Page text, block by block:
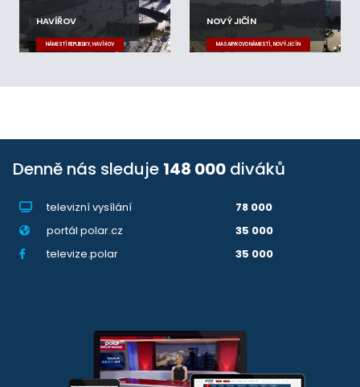
HAVÍŘOV
NÁMĚSTÍ REPUBLIKY, HAVÍŘOV
NOVÝ JIČÍN
MASARYKOVO NÁMĚSTÍ, NOVÝ JIČÍN
Denně nás sleduje 148 000 diváků
televizní vysílání
78 000
portál polar.cz
35 000
televize.polar
35 000